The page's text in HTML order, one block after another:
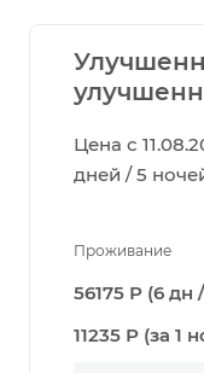
Цена с
дней / 5
Проживание
56175 Р (6 дн
11235 Р (за 1